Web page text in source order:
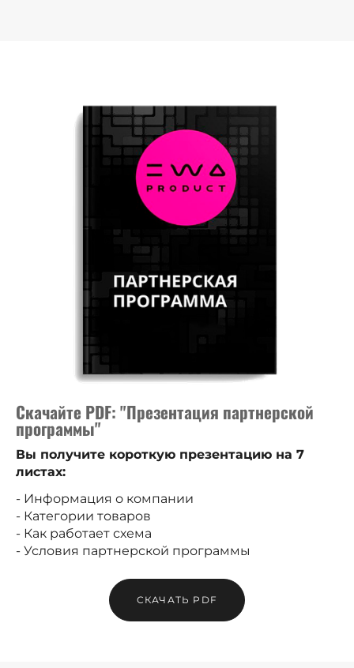
Скачайте PDF: "Презентация партнерской
программы"
Вы получите короткую презентацию на 7
листах:
- Информация о компании
- Категории товаров
- Как работает схема
- Условия партнерской программы
СКАЧАТЬ PDF